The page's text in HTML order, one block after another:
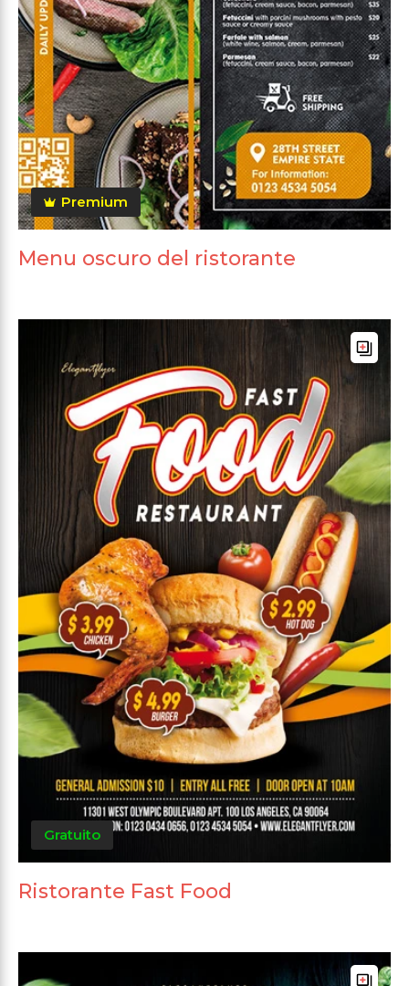
Premium
Menu oscuro del ristorante
Gratuito
Ristorante Fast Food